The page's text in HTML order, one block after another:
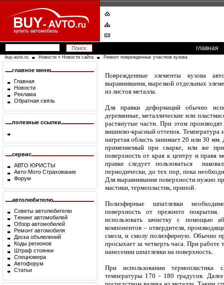
главная
buy-avto.ru Новости » Новости сайта Ремонт поврежденных участков кузова
главное меню
Главная
Новости
Реклама
Обратная связь
полезные ссылки
сервис
АВТО ЮРИСТЫ
Авто-Мото Страхование
Форум
автолюбителю
Советы автолюбителю
Тюнинг автомобилей
Обзор автомобилей
Ремонт автомобиля
Доска объявлений
Коды регионов
Штраф стоянки
Спецномера
Автофорум
Статьи
Поврежденные элементы кузова
выравнивания, вырезкой отдельных
из листов металла.
Для правки деформаций обычно
деревянные, металлические или
растянутые части. При этом
вишнево-красный оттенок. Температура
нагретая область занимает 20 или 30
применяемый при сварке, или же
поверхность от края к центру и правя
правке следует пользоваться
периодически, до тех пор, пока
Для выравнивания поверхности нужно
мастики, термопластик, припой.
Полиэфирные шпатлевки
поверхность от прежнего
использовать зачистку с помощью
компонентов – отвердителя,
смеси, и смолу полиэфирную. Обычно
просыхает за четверть часа. При
нанесении шпатлевки на поверхность.
При использовании термопластика
температуры 170 - 180 градусов.